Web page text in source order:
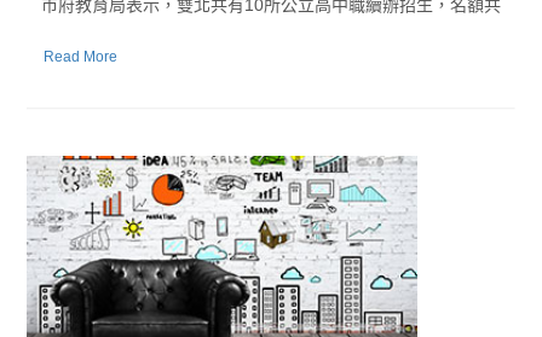
市府教育局表示，雙北共有10所公立高中職續辦招生，名額共
Read More